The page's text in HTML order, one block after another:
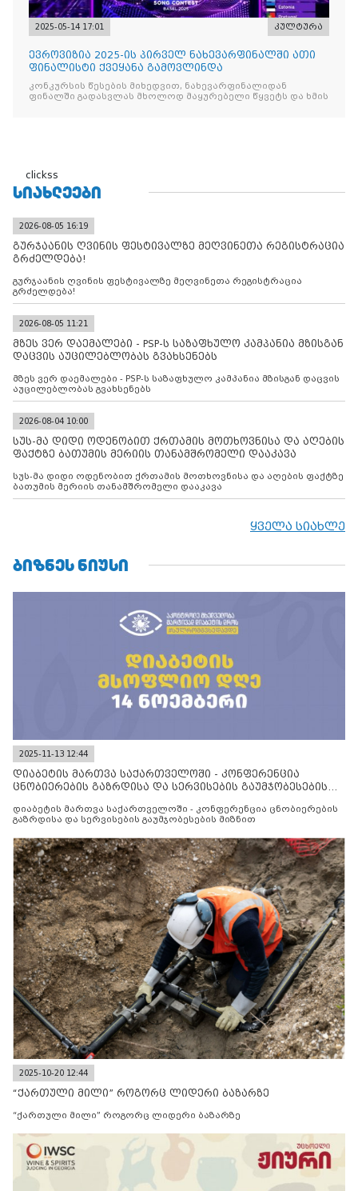
2025-05-14 17:01 კულტურა
ევროვიზია 2025-ის პირველ ნახევარფინალში ათი
ფინალისტი ქვეყანა გამოვლინდა
კონკურსის წესების მიხედვით, ნახევარფინალიდან
ფინალში გადასვლას მხოლოდ მაყურებელი წყვეტს და ხმის
clickss
ᲡᲘᲐᲮᲚᲔᲔᲑᲘ
2026-08-05 16:19
გურჯაანის ღვინის ფესტივალზე მეღვინეთა რეგისტრაცია
გრძელდება!
გურჯაანის ღვინის ფესტივალზე მეღვინეთა რეგისტრაცია
გრძელდება!
2026-08-05 11:21
მზეს ვერ დაემალები - PSP-ს საზაფხულო კამპანია მზისგან
დაცვის აუცილებლობას გვახსენებს
მზეს ვერ დაემალები - PSP-ს საზაფხულო კამპანია მზისგან დაცვის
აუცილებლობას გვახსენებს
2026-08-04 10:00
სუს-მა დიდი ოდენობით ქრთამის მოთხოვნისა და აღების
ფაქტზე ბათუმის მერიის თანამშრომელი დააკავა
სუს-მა დიდი ოდენობით ქრთამის მოთხოვნისა და აღების ფაქტზე
ბათუმის მერიის თანამშრომელი დააკავა
ყველა სიახლე
ᲑᲘᲖᲜᲔᲡ ᲜᲘᲣᲡᲘ
2025-11-13 12:44
დიაბეტის მართვა საქართველოში - კონფერენცია
ცნობიერების გაზრდისა და სერვისების გაუმჯობესების
დიაბეტის მართვა საქართველოში - კონფერენცია ცნობიერების
გაზრდისა და სერვისების გაუმჯობესების მიზნით
2025-10-20 12:44
“ქართული მილი” როგორც ლიდერი ბაზარზე
“ქართული მილი” როგორც ლიდერი ბაზარზე